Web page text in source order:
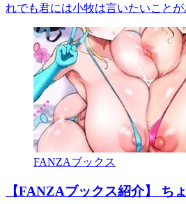
れでも君には小牧は言いたいこと
FANZAブックス
【FANZAブックス紹介】 ち